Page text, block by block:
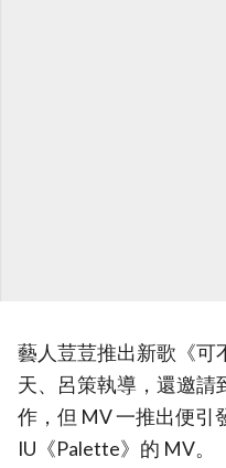
藝人荳荳推出新歌《可
天、呂策執導，還邀請
作，但 MV 一推出便引
IU《Palette》的 MV。